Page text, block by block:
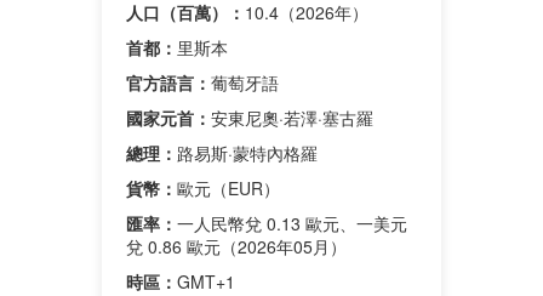
人口（百萬）： 10.4（2026年）
首都： 里斯本
官方語言： 葡萄牙語
國家元首： 安東尼奧·若澤·塞古羅
總理： 路易斯·蒙特內格羅
貨幣： 歐元（EUR）
匯率： 一人民幣兌 0.13 歐元、一美元
兌 0.86 歐元（2026年05月）
時區： GMT+1